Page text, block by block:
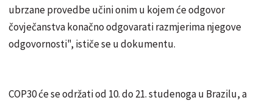
ubrzane provedbe učini onim u kojem će odgovor
čovječanstva konačno odgovarati razmjerima njegove
odgovornosti", ističe se u dokumentu.
COP30 će se održati od 10. do 21. studenoga u Brazilu, a